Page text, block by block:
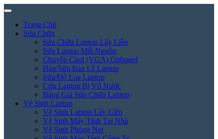
Trang Chủ
Sửa Chữa
Sửa Chữa Laptop Lấy Liền
Sửa Laptop Mất Nguồn
Chuyển Card (VGA) Onboard
Hàn/Sửa Bản Lề Laptop
Sửa/Độ Loa Laptop
Cứu Laptop Bị Vô Nước
Bảng Giá Sửa Chữa Laptop
Vệ Sinh Laptop
Vệ Sinh Laptop Lấy Liền
Vệ Sinh Máy Tính Tại Nhà
Vệ Sinh Phòng Net